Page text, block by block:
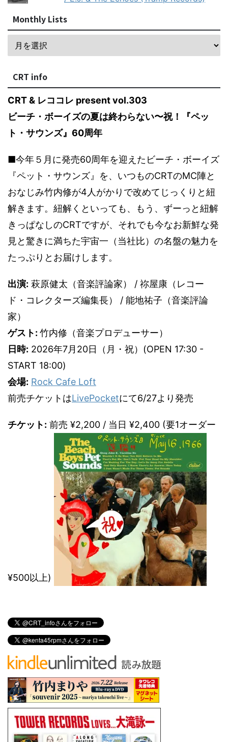
Monthly Lists
CRT info
CRT & レココレ present vol.303
ビーチ・ボーイズの夏は終わらない〜祝！『ペッ
ト・サウンズ』60周年
■今年５月に発売60周年を迎えたビーチ・ボーイズ
『ペット・サウンズ』を、いつものCRTのMC陣と
おなじみ竹内修が4人がかりで改めてじっくりと紐
解きます。紐解くといっても、もう、ずーっと紐解
きっぱなしのCRTですが、それでも今なお新鮮な発
見と驚きに満ちた宇宙一（当社比）の名盤の魅力を
たっぷりとお届けします。
出演: 萩原健太（音楽評論家） / 祢屋康（レコー
ド・コレクターズ編集長） / 能地祐子（音楽評論
家）
ゲスト: 竹内修（音楽プロデューサー）
日時: 2026年7月20日（月・祝）(OPEN 17:30 -
START 18:00)
会場: Rock Cafe Loft
前売チケットはLivePocketにて6/27より発売
チケット: 前売 ¥2,200 / 当日 ¥2,400 (要1オーダー
¥500以上)